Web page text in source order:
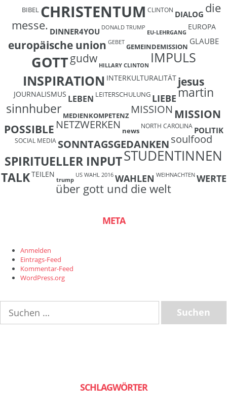
BIBEL CHRISTENTUM CLINTON DIALOG die
messe. DINNER4YOU DONALD TRUMP
EU-LEHRGANG
EUROPA
europäische union GEBET GEMEINDEMISSION
GLAUBE
GOTTgudw HILLARY CLINTON IMPULS
INSPIRATION INTERKULTURALITÄT jesus
JOURNALISMUS LEBEN LEITERSCHULUNG LIEBEmartin
sinnhuber MEDIENKOMPETENZ MISSION MISSION
POSSIBLE NETZWERKEN news
NORTH CAROLINA POLITIK
SOCIAL MEDIA SONNTAGSGEDANKENsoulfood
SPIRITUELLER INPUTSTUDENTINNEN
TALKTEILEN
trump
US WAHL 2016 WAHLEN WEIHNACHTEN WERTE
über gott und die welt
META
Anmelden
Eintrags-Feed
Kommentar-Feed
WordPress.org
nach:
SCHLAGWÖRTER